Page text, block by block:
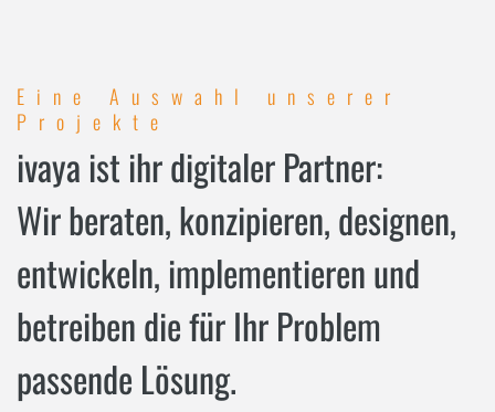
Eine Auswahl unserer
Projekte
ivaya ist ihr digitaler Partner:
Wir beraten, konzipieren, designen,
entwickeln, implementieren und
betreiben die für Ihr Problem
passende Lösung.